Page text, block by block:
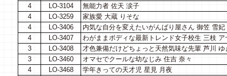
4
LO-3104
無能力者 佐天 涙子
4
LO-3259
家族愛 大蔵 りそな
4
LO-3406
内気な自分を変えたいがんばり屋さん 御笠 雪妃
4
LO-3407
わがままボディな最新トレンド女子校生 三枝 ア
3
LO-3408
才色兼備だけどちょっと天然気味な先輩 芦川 ゆ
3
LO-3460
オマセでクールな幼なじみ 住吉 奈々
4
LO-3468
学年きっての天才児 星見 月夜